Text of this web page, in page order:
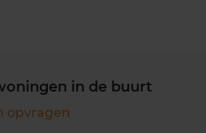
in de buurt
opvragen